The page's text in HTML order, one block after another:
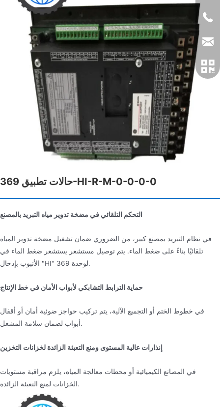
حالات تطبيق 369-HI-R-M-0-0-0-0
التحكم التلقائي في مضخة تدوير مياه التبريد بالمصنع
في نظام التبريد بمصنع كبير، من الضروري ضمان تشغيل مضخة تدوير المياه
تلقائيًا بناءً على ضغط الماء. يتم توصيل مستشعر يستشعر ضغط الماء في
الأنبوب بإدخال "HI" لوحدة 369.
حماية الترابط التشابكي لأبواب الأمان في خط الإنتاج
في خطوط الختم أو التجميع الآلية، يتم تركيب حواجز ضوئية أمان أو أقفال
أبواب لضمان سلامة المشغل.
إنذارات عالية المستوى ومنع التعبئة الزائدة لخزانات التخزين
في المصانع الكيميائية أو محطات معالجة المياه، يلزم مراقبة مستويات
الخزانات لمنع التعبئة الزائدة.